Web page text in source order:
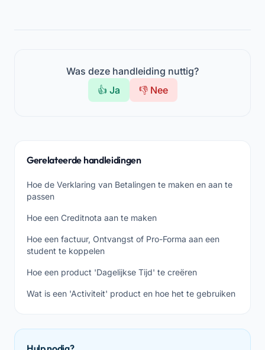
Was deze handleiding nuttig?
👍 Ja
👎 Nee
Gerelateerde handleidingen
Hoe de Verklaring van Betalingen te maken en aan te
passen
Hoe een Creditnota aan te maken
Hoe een factuur, Ontvangst of Pro-Forma aan een
student te koppelen
Hoe een product 'Dagelijkse Tijd' te creëren
Wat is een 'Activiteit' product en hoe het te gebruiken